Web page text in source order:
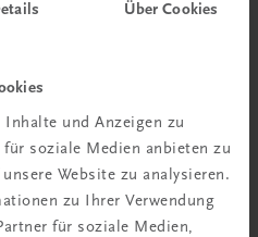
Über Cookies
und Anzeigen zu
soziale Medien anbieten zu
Website zu analysieren.
zu Ihrer Verwendung
für soziale Medien,
sparen